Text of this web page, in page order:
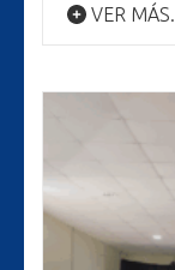
VER MÁS...